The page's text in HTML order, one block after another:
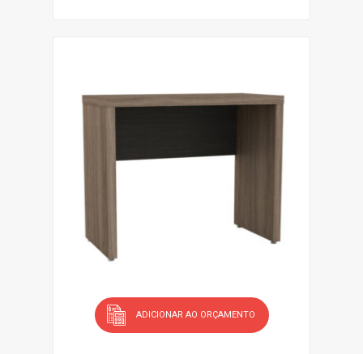
ADICIONAR AO ORÇAMENTO